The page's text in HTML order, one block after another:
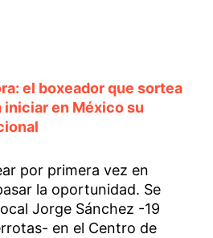
el boxeador que sortea
iniciar en México su
por primera vez en
la oportunidad. Se
Jorge Sánchez -19
en el Centro de